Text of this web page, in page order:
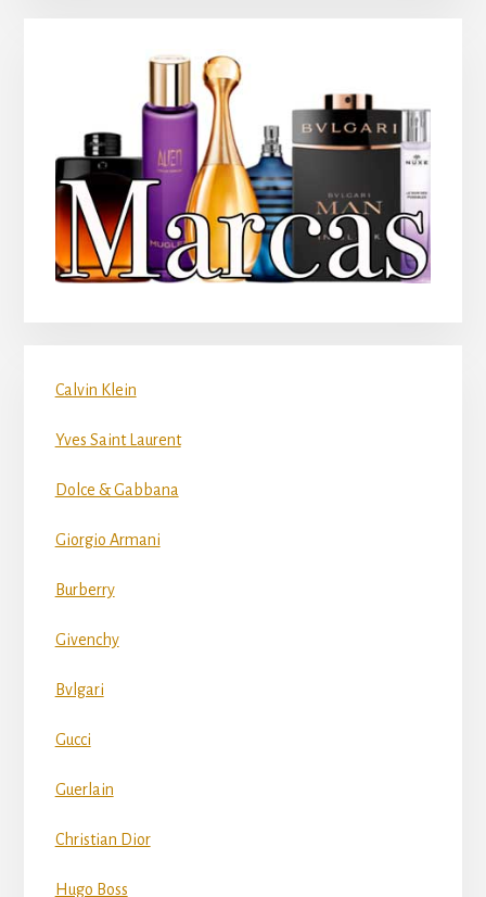
Calvin Klein
Yves Saint Laurent
Dolce & Gabbana
Giorgio Armani
Burberry
Givenchy
Bvlgari
Gucci
Guerlain
Christian Dior
Hugo Boss